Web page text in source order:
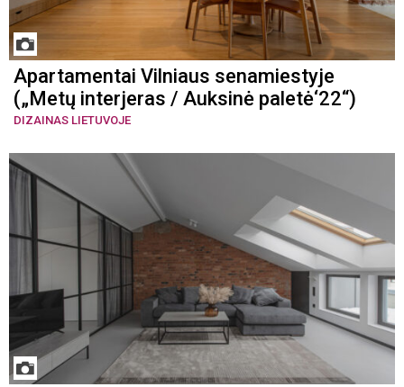
Apartamentai Vilniaus senamiestyje
(„Metų interjeras / Auksinė paletė‘22“)
DIZAINAS LIETUVOJE